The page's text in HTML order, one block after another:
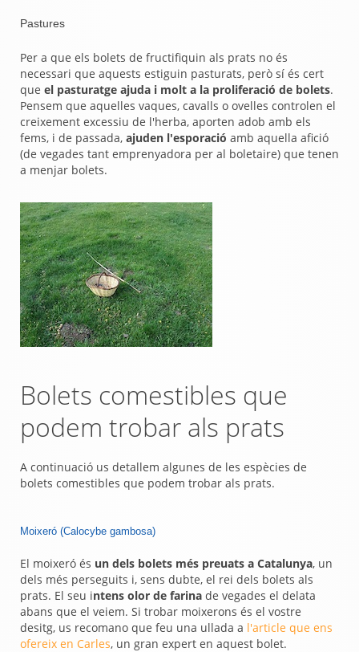
Pastures
Per a que els bolets de fructifiquin als prats no és
necessari que aquests estiguin pasturats, però sí és cert
que el pasturatge ajuda i molt a la proliferació de bolets.
Pensem que aquelles vaques, cavalls o ovelles controlen el
creixement excessiu de l'herba, aporten adob amb els
fems, i de passada, ajuden l'esporació amb aquella afició
(de vegades tant emprenyadora per al boletaire) que tenen
a menjar bolets.
Bolets comestibles que
podem trobar als prats
A continuació us detallem algunes de les espècies de
bolets comestibles que podem trobar als prats.
Moixeró (Calocybe gambosa)
El moixeró és un dels bolets més preuats a Catalunya, un
dels més perseguits i, sens dubte, el rei dels bolets als
prats. El seu intens olor de farina de vegades el delata
abans que el veiem. Si trobar moixerons és el vostre
desitg, us recomano que feu una ullada a l'article que ens
ofereix en Carles, un gran expert en aquest bolet.